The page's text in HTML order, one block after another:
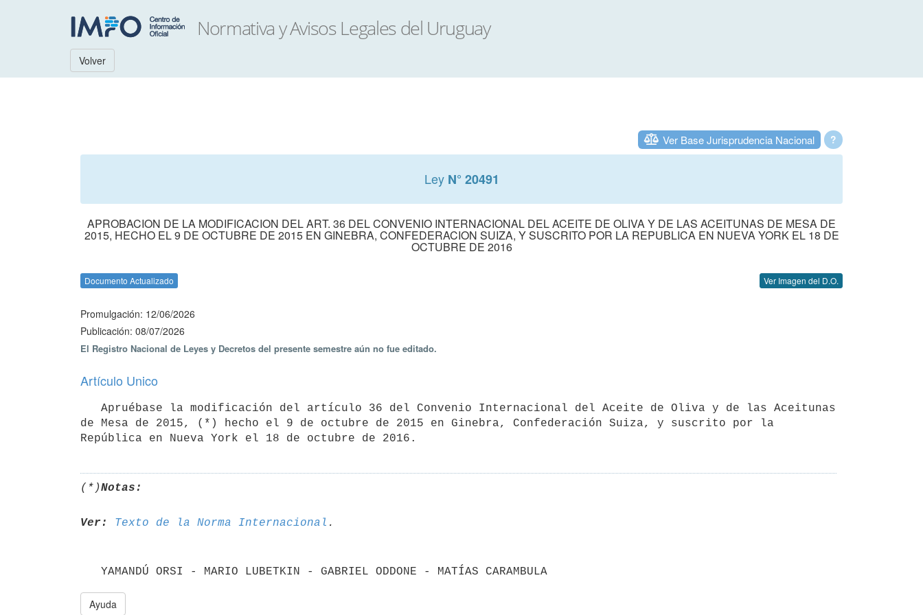
Volver
?
Ver Base Jurisprudencia Nacional
Ley N° 20491
APROBACION DE LA MODIFICACION DEL ART. 36 DEL CONVENIO INTERNACIONAL DEL ACEITE DE OLIVA Y DE LAS ACEITUNAS DE MESA DE
2015, HECHO EL 9 DE OCTUBRE DE 2015 EN GINEBRA, CONFEDERACION SUIZA, Y SUSCRITO POR LA REPUBLICA EN NUEVA YORK EL 18 DE
OCTUBRE DE 2016
Documento Actualizado Ver Imagen del D.O.
Promulgación: 12/06/2026
Publicación: 08/07/2026
El Registro Nacional de Leyes y Decretos del presente semestre aún no fue editado.
Artículo Unico
de Mesa de 2015, (*) hecho el 9 de octubre de 2015 en Ginebra, Confederación Suiza, y suscrito por la
República en Nueva York el 18 de octubre de 2016.
(*)Notas:
Ver: Texto de la Norma Internacional
   YAMANDÚ ORSI - MARIO LUBETKIN - GABRIEL ODDONE - MATÍAS CARAMBULA
Ayuda